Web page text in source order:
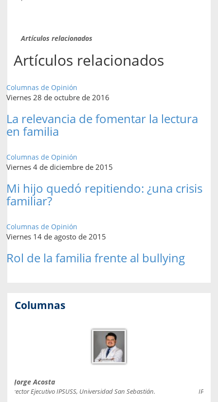
Artículos relacionados
Artículos relacionados
Columnas de Opinión
Viernes 28 de octubre de 2016
La relevancia de fomentar la lectura
en familia
Columnas de Opinión
Viernes 4 de diciembre de 2015
Mi hijo quedó repitiendo: ¿una crisis
familiar?
Columnas de Opinión
Viernes 14 de agosto de 2015
Rol de la familia frente al bullying
Columnas
Jorge Acosta
Director Ejecutivo IPSUSS, Universidad San Sebastián.